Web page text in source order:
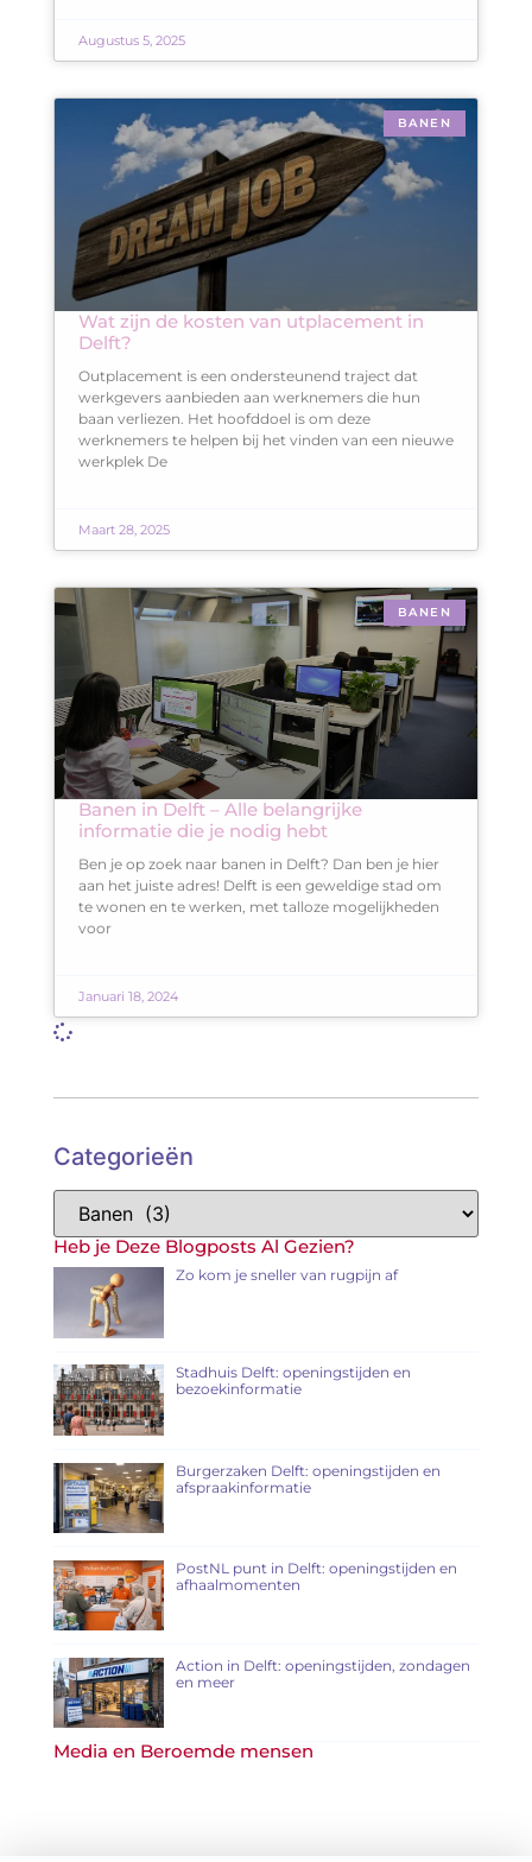
Categorieën
Heb je Deze Blogposts Al Gezien?
Zo kom je sneller van rugpijn af
Stadhuis Delft: openingstijden en
bezoekinformatie
Burgerzaken Delft: openingstijden en
afspraakinformatie
PostNL punt in Delft: openingstijden en
afhaalmomenten
Action in Delft: openingstijden, zondagen
en meer
Media en Beroemde mensen
Augustus 5, 2025
BANEN
Wat zijn de kosten van utplacement in
Delft?
Outplacement is een ondersteunend traject dat
werkgevers aanbieden aan werknemers die hun
baan verliezen. Het hoofddoel is om deze
werknemers te helpen bij het vinden van een nieuwe
werkplek De
Maart 28, 2025
BANEN
Banen in Delft – Alle belangrijke
informatie die je nodig hebt
Ben je op zoek naar banen in Delft? Dan ben je hier
aan het juiste adres! Delft is een geweldige stad om
te wonen en te werken, met talloze mogelijkheden
voor
Januari 18, 2024